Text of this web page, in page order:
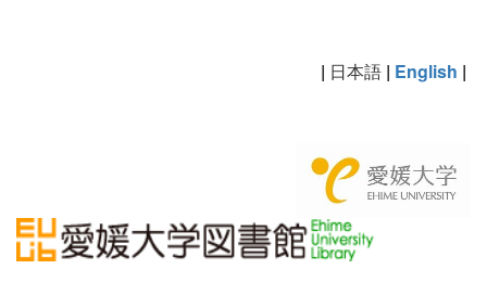
| 日本語 | English |